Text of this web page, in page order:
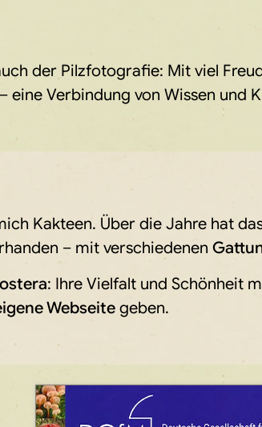
der Pilzfotografie: Mit viel
eine Verbindung von Wissen und
Kakteen. Über die Jahre hat
– mit verschiedenen
: Ihre Vielfalt und Schönheit
Webseite geben.